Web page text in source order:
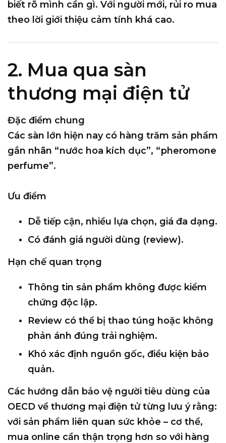
biết rõ mình cần gì. Với người mới, rủi ro mua
theo lời giới thiệu cảm tính khá cao.
2. Mua qua sàn
thương mại điện tử
Đặc điểm chung
Các sàn lớn hiện nay có hàng trăm sản phẩm
gắn nhãn “nước hoa kích dục”, “pheromone
perfume”.
Ưu điểm
Dễ tiếp cận, nhiều lựa chọn, giá đa dạng.
Có đánh giá người dùng (review).
Hạn chế quan trọng
Thông tin sản phẩm không được kiểm
chứng độc lập.
Review có thể bị thao túng hoặc không
phản ánh đúng trải nghiệm.
Khó xác định nguồn gốc, điều kiện bảo
quản.
Các hướng dẫn bảo vệ người tiêu dùng của
OECD về thương mại điện tử từng lưu ý rằng:
với sản phẩm liên quan sức khỏe – cơ thể,
mua online cần thận trọng hơn so với hàng